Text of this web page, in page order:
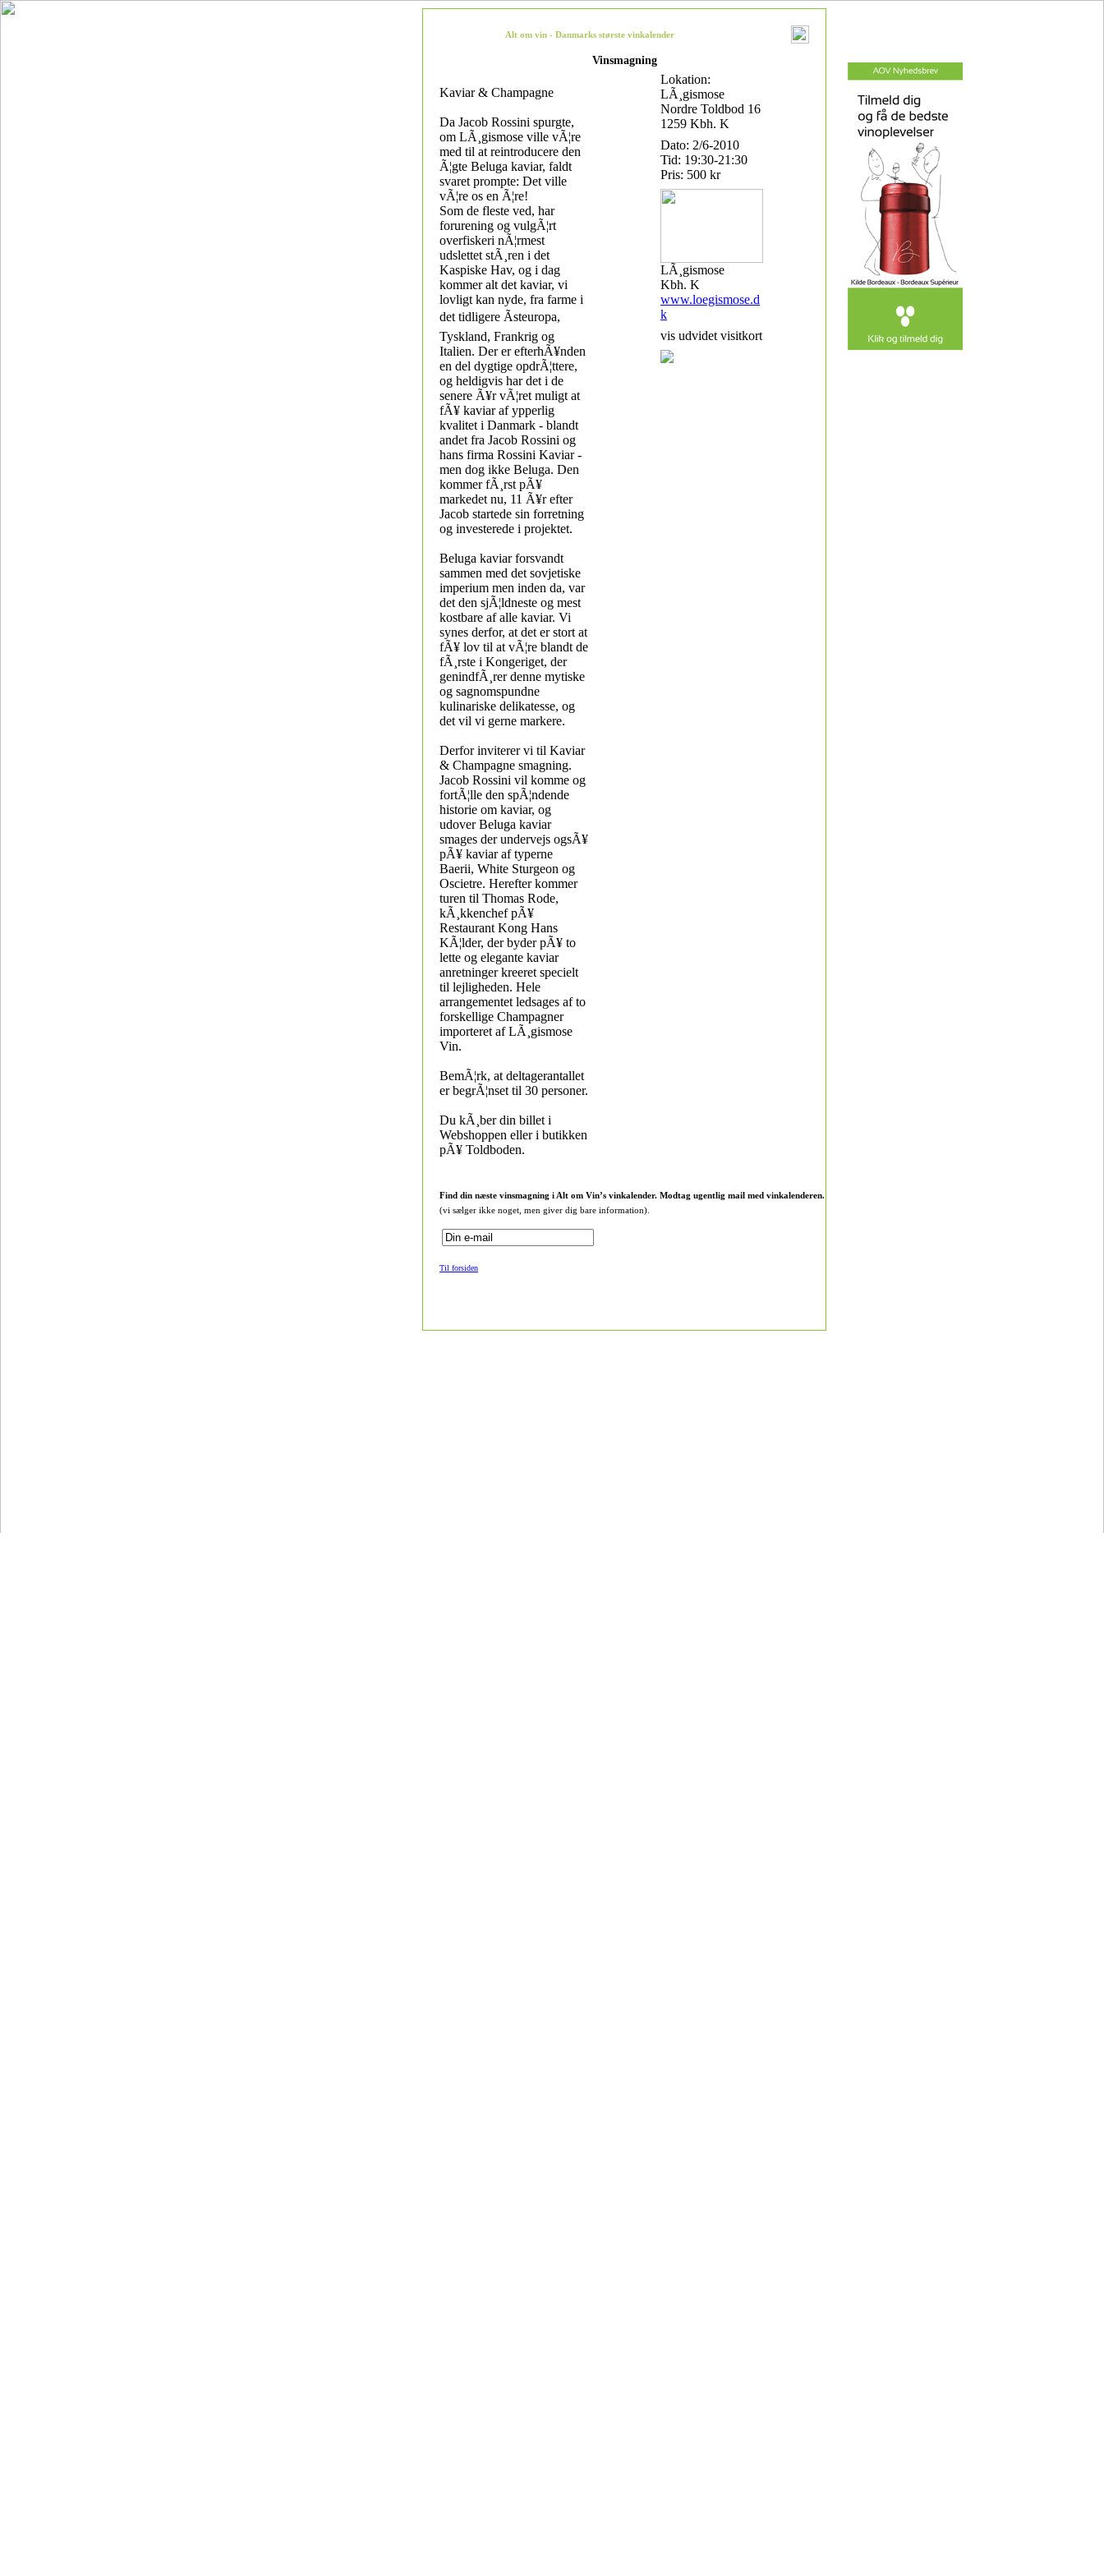
Alt om vin - Danmarks største vinkalender
Vinsmagning
Kaviar & Champagne
Da Jacob Rossini spurgte,
om LÃ¸gismose ville vÃ¦re
med til at reintroducere den
Ã¦gte Beluga kaviar, faldt
svaret prompte: Det ville
vÃ¦re os en Ã¦re!
Som de fleste ved, har
forurening og vulgÃ¦rt
overfiskeri nÃ¦rmest
udslettet stÃ¸ren i det
Kaspiske Hav, og i dag
kommer alt det kaviar, vi
lovligt kan nyde, fra farme i
det tidligere Ãsteuropa,
Tyskland, Frankrig og
Italien. Der er efterhÃ¥nden
en del dygtige opdrÃ¦ttere,
og heldigvis har det i de
senere Ã¥r vÃ¦ret muligt at
fÃ¥ kaviar af ypperlig
kvalitet i Danmark - blandt
andet fra Jacob Rossini og
hans firma Rossini Kaviar -
men dog ikke Beluga. Den
kommer fÃ¸rst pÃ¥
markedet nu, 11 Ã¥r efter
Jacob startede sin forretning
og investerede i projektet.
Beluga kaviar forsvandt
sammen med det sovjetiske
imperium men inden da, var
det den sjÃ¦ldneste og mest
kostbare af alle kaviar. Vi
synes derfor, at det er stort at
fÃ¥ lov til at vÃ¦re blandt de
fÃ¸rste i Kongeriget, der
genindfÃ¸rer denne mytiske
og sagnomspundne
kulinariske delikatesse, og
det vil vi gerne markere.
Derfor inviterer vi til Kaviar
& Champagne smagning.
Jacob Rossini vil komme og
fortÃ¦lle den spÃ¦ndende
historie om kaviar, og
udover Beluga kaviar
smages der undervejs ogsÃ¥
pÃ¥ kaviar af typerne
Baerii, White Sturgeon og
Oscietre. Herefter kommer
turen til Thomas Rode,
kÃ¸kkenchef pÃ¥
Restaurant Kong Hans
KÃ¦lder, der byder pÃ¥ to
lette og elegante kaviar
anretninger kreeret specielt
til lejligheden. Hele
arrangementet ledsages af to
forskellige Champagner
importeret af LÃ¸gismose
Vin.
BemÃ¦rk, at deltagerantallet
er begrÃ¦nset til 30 personer.
Du kÃ¸ber din billet i
Webshoppen eller i butikken
pÃ¥ Toldboden.
Lokation:
LÃ¸gismose
Nordre Toldbod 16
1259 Kbh. K
Dato: 2/6-2010
Tid: 19:30-21:30
Pris: 500 kr
LÃ¸gismose
Kbh. K
www.loegismose.d
k
vis udvidet visitkort
Find din næste vinsmagning i Alt om Vin’s vinkalender. Modtag ugentlig mail med vinkalenderen.
(vi sælger ikke noget, men giver dig bare information).
Til forsiden